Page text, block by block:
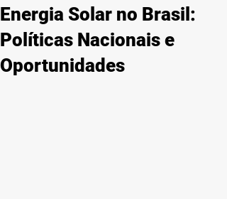
Energia Solar no Brasil:
Políticas Nacionais e
Oportunidades